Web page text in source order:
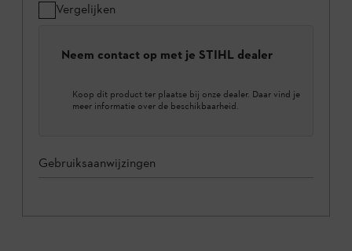
Vergelijken
Neem contact op met je STIHL dealer
Koop dit product ter plaatse bij onze dealer. Daar vind je
meer informatie over de beschikbaarheid.
Gebruiksaanwijzingen